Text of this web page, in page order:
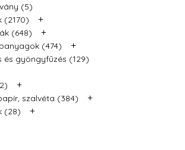
(5)
(2170)
+
(648) +
(474) +
és gyöngyfűzés (129)
+
szalvéta (384) +
(28) +